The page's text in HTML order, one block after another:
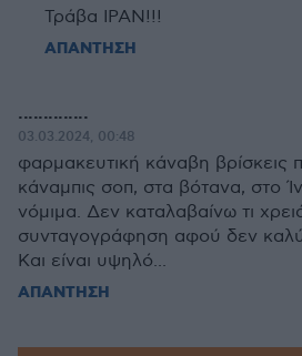
Τράβα ΙΡΑΝ!!!
ΑΠΑΝΤΗΣΗ
..............
03.03.2024, 00:48
φαρμακευτική κάναβη βρίσκεις
κάναμπις σοπ, στα βότανα, στο
νόμιμα. Δεν καταλαβαίνω τι
συνταγογράφηση αφού δεν
Και είναι υψηλό...
ΑΠΑΝΤΗΣΗ